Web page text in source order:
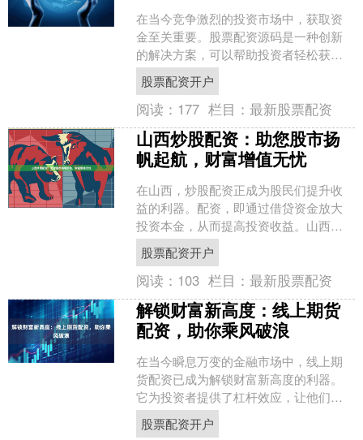
在当今竞争激烈的投资市场中，获取资
金至关重要。股票配资源码是一种创新
的解决方案，可以帮助投资者轻松获取
资金，提升投资收益。 股票配资源码是
一种金融工具，允许投资....
股票配资开户
阅读： 177 栏目：最新股票配资
山西炒股配资：助您股市扬
帆起航，财富增值无忧
在山西，炒股配资正成为股民们提升收
益的利器。配资，即通过借贷资金放大
投资本金，从而提高投资收益。山西炒
股配资平台众多，为股民提供灵活多样
的配资方案，满足不同投资....
股票配资开户
阅读： 103 栏目：最新股票配资
解锁财富新高度：线上期货
配资，助你乘风破浪
在当今瞬息万变的金融市场中，线上期
货配资已成为解锁财富新高度的利器。
它为投资者提供了杠杆效应，让他们能
够以更少的资金撬动更大的收益。 线上
期货配资平台提供便捷的....
股票配资开户